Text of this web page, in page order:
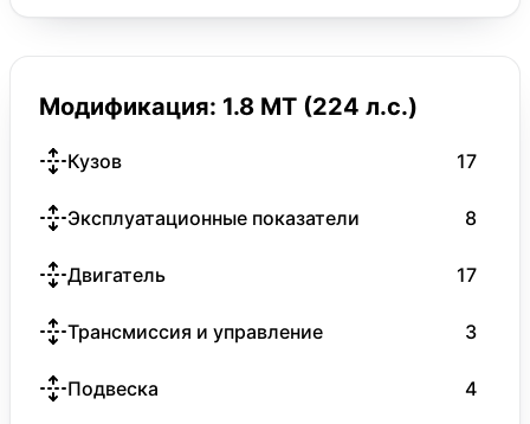
Модификация: 1.8 MT (224 л.с.)
Кузов 17
Эксплуатационные показатели 8
Двигатель 17
Трансмиссия и управление 3
Подвеска 4